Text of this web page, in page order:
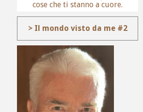
cose che ti stanno a cuore.
> Il mondo visto da me #2